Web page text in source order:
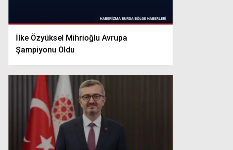
İlke Özyüksel Mihrioğlu Avrupa
Şampiyonu Oldu